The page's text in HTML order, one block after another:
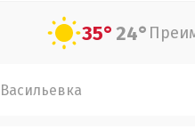
35°24°
Васильевка